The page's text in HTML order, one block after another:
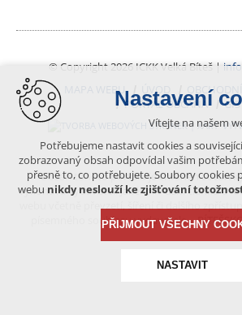
© Copyright 2026 ICKK Velká Bíteš |
MAPA WEBU
ÚVOD
PORTÁL OBČANA
GIS
Obsah tohoto portálu je chráněn
vykonává vydavatel. Jakékoliv užití článků a
písemného souhlasu vydavatele –
Nastavení
Vítejte na našem
Potřebujeme nastavit cookies a
zobrazovaný obsah odpovídal vašim
přesně to, co potřebujete. Soubory cookies
webu nikdy neslouží ke zjišťování
PŘIJMOUT VŠECHNY
NASTAVIT